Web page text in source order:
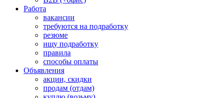
Работа
вакансии
требуются на подработку
резюме
ищу подработку
правила
способы оплаты
Объявления
акции, скидки
продам (отдам)